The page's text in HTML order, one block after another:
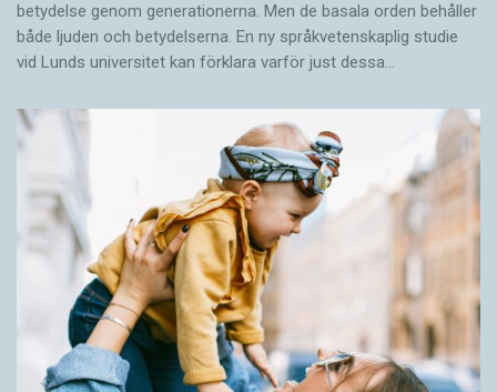
betydelse genom generationerna. Men de basala orden behåller
både ljuden och betydelserna. En ny språkvetenskaplig studie
vid Lunds universitet kan förklara varför just dessa…